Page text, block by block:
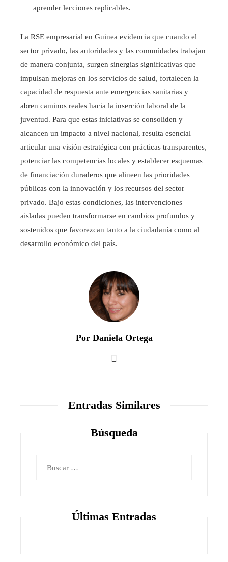
aprender lecciones replicables.
La RSE empresarial en Guinea evidencia que cuando el
sector privado, las autoridades y las comunidades trabajan
de manera conjunta, surgen sinergias significativas que
impulsan mejoras en los servicios de salud, fortalecen la
capacidad de respuesta ante emergencias sanitarias y
abren caminos reales hacia la inserción laboral de la
juventud. Para que estas iniciativas se consoliden y
alcancen un impacto a nivel nacional, resulta esencial
articular una visión estratégica con prácticas transparentes,
potenciar las competencias locales y establecer esquemas
de financiación duraderos que alineen las prioridades
públicas con la innovación y los recursos del sector
privado. Bajo estas condiciones, las intervenciones
aisladas pueden transformarse en cambios profundos y
sostenidos que favorezcan tanto a la ciudadanía como al
desarrollo económico del país.
Por Daniela Ortega
Entradas Similares
Búsqueda
Últimas Entradas